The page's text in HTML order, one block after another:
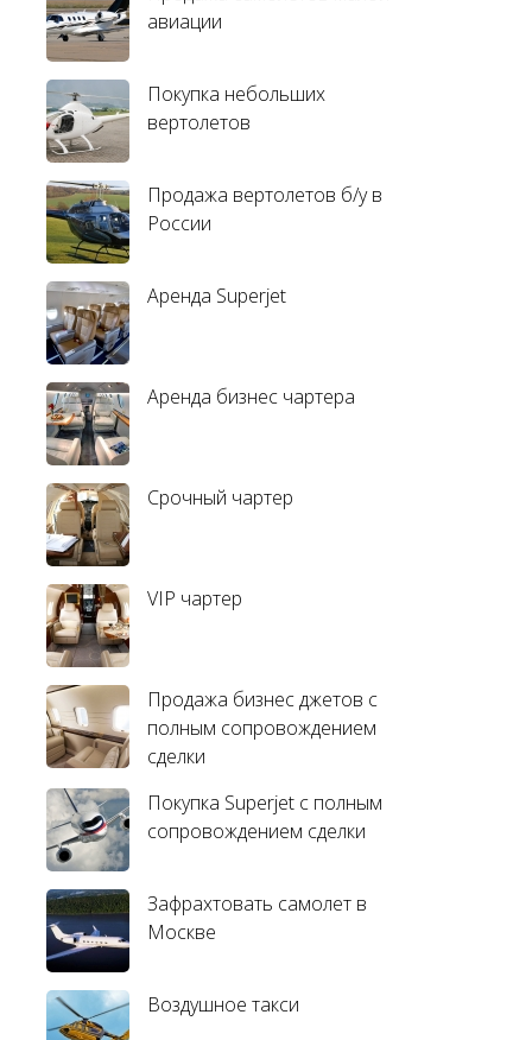
авиации
Покупка небольших
вертолетов
Продажа вертолетов б/у в
России
Аренда Superjet
Аренда бизнес чартера
Срочный чартер
VIP чартер
Продажа бизнес джетов с
полным сопровождением
сделки
Покупка Superjet с полным
сопровождением сделки
Зафрахтовать самолет в
Москве
Воздушное такси